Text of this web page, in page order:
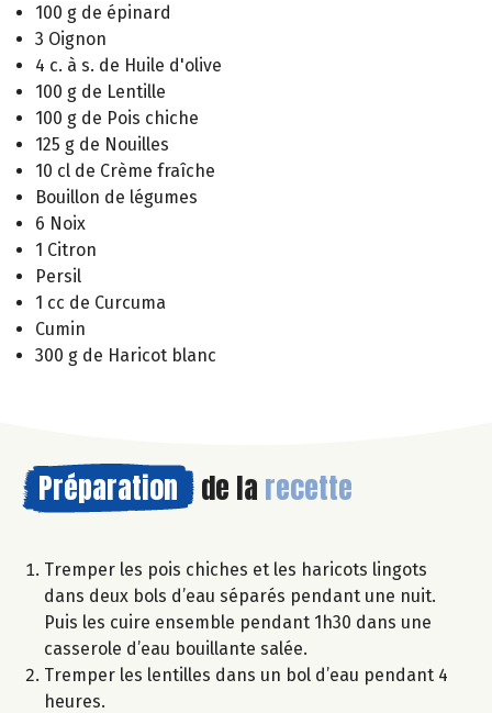
100 g de épinard
3 Oignon
4 c. à s. de Huile d'olive
100 g de Lentille
100 g de Pois chiche
125 g de Nouilles
10 cl de Crème fraîche
Bouillon de légumes
6 Noix
1 Citron
Persil
1 cc de Curcuma
Cumin
300 g de Haricot blanc
Préparation de la recette
Tremper les pois chiches et les haricots lingots
dans deux bols d’eau séparés pendant une nuit.
Puis les cuire ensemble pendant 1h30 dans une
casserole d’eau bouillante salée.
Tremper les lentilles dans un bol d’eau pendant 4
heures.